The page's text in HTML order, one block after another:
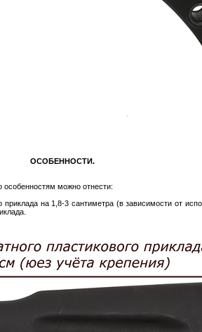
ОСОБЕННОСТИ.
особенностям можно отнести:
на 1,8-3 сантиметра (в зависимости от